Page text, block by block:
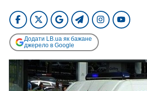
Додати LB.ua як бажане
джерело в Google